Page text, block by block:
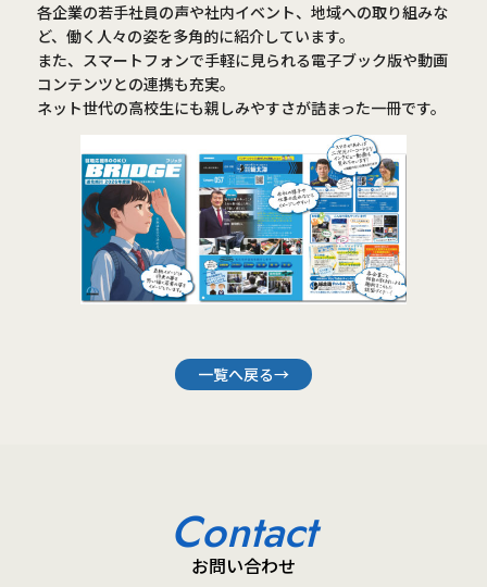
各企業の若手社員の声や社内イベント、地域への取り組みな
ど、働く人々の姿を多角的に紹介しています。
また、スマートフォンで手軽に見られる電子ブック版や動画
コンテンツとの連携も充実。
ネット世代の高校生にも親しみやすさが詰まった一冊です。
一覧へ戻る→
Contact
お問い合わせ